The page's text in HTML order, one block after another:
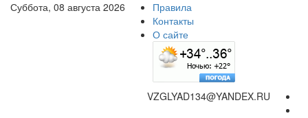
Суббота, 08 августа 2026
Правила
Контакты
О сайте
VZGLYAD134@YANDEX.RU